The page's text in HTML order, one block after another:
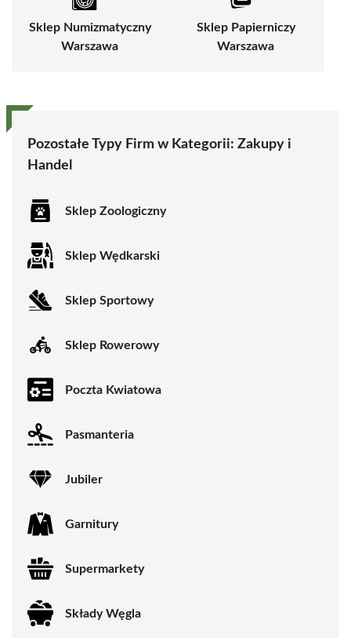
Sklep Numizmatyczny
Warszawa
Sklep Papierniczy
Warszawa
Pozostałe Typy Firm w Kategorii: Zakupy i
Handel
Sklep Zoologiczny
Sklep Wędkarski
Sklep Sportowy
Sklep Rowerowy
Poczta Kwiatowa
Pasmanteria
Jubiler
Garnitury
Supermarkety
Składy Węgla